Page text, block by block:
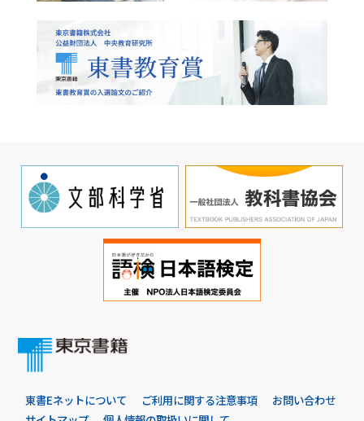
東書Eネットについて ご利用に関する注意事項
お問い合わせ